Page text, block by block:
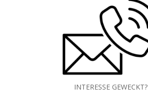
INTERESSE GEWECKT?